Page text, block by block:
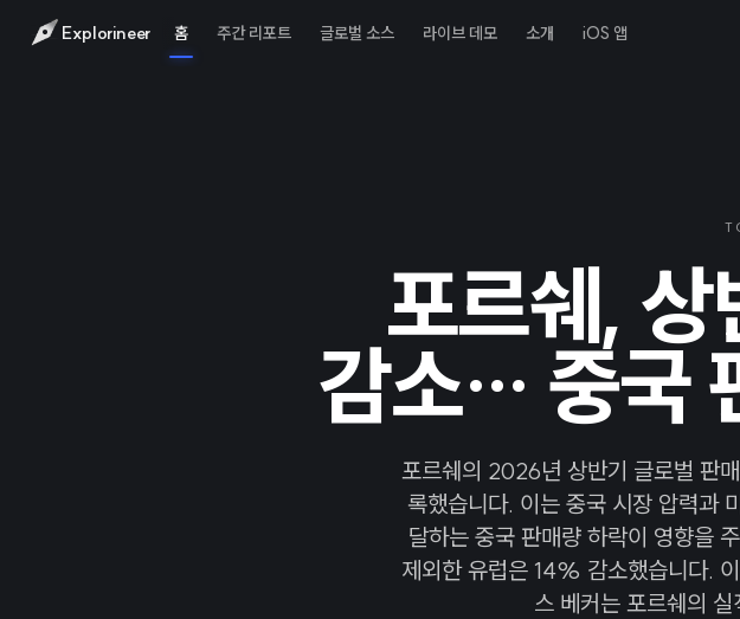
Explorineer 홈 주간 리포트 글로벌 소스 라이브 데모 소개 iOS 앱
포르쉐,
감소… 중국
포르쉐의 2026년 상반기 글로벌 판
록했습니다. 이는 중국 시장 압력과
달하는 중국 판매량 하락이 영향을
제외한 유럽은 14% 감소했습니다.
스 베커는 포르쉐의